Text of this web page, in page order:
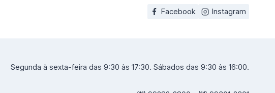
Facebook Instagram
Segunda à sexta-feira das 9:30 às 17:30. Sábados das 9:30 às 16:00.